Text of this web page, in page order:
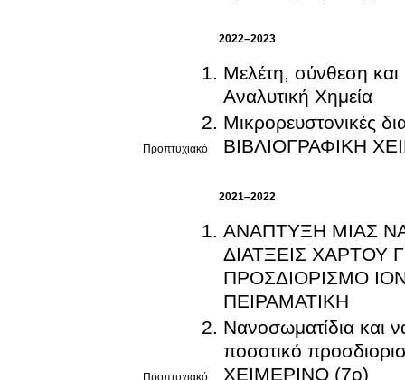
2022–2023
Προπτυχιακό
Μελέτη, σύνθεση και
Αναλυτική Χημεία
Μικρορευστονικές
ΒΙΒΛΙΟΓΡΑΦΙΚΗ
2021–2022
ΑΝΑΠΤΥΞΗ ΜΙΑΣ
ΔΙΑΤΞΕΙΣ ΧΑΡΤΟΥ
ΠΡΟΣΔΙΟΡΙΣΜΟ
ΠΕΙΡΑΜΑΤΙΚΗ
Νανοσωματίδια και
ποσοτικό
ΧΕΙΜΕΡΙΝΟ (7ο)